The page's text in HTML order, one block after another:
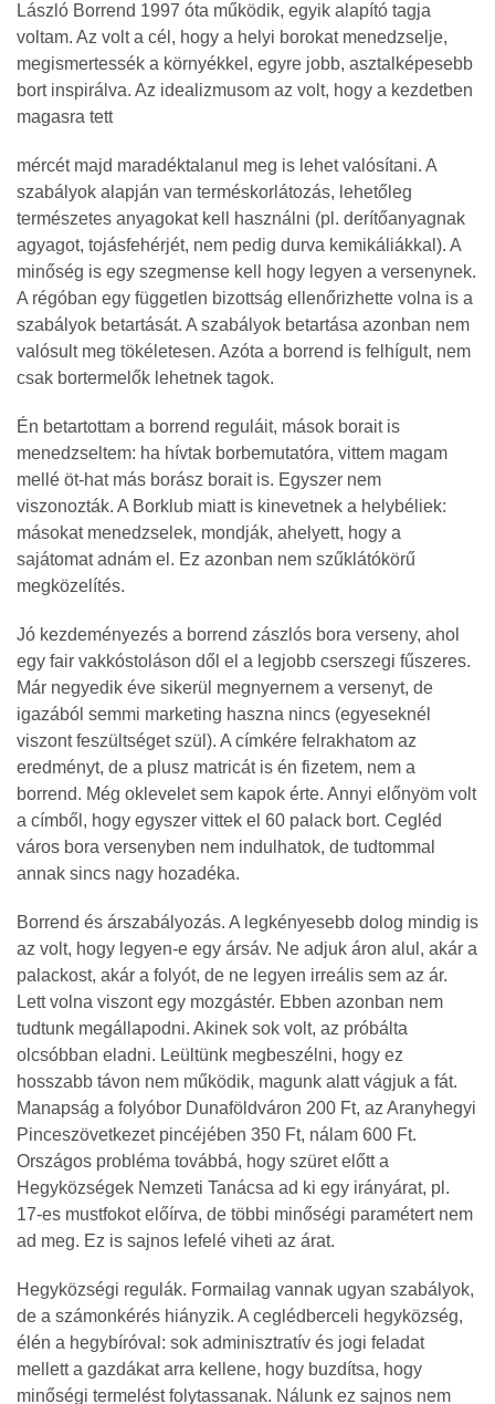
László Borrend 1997 óta működik, egyik alapító tagja
voltam. Az volt a cél, hogy a helyi borokat menedzselje,
megismertessék a környékkel, egyre jobb, asztalképesebb
bort inspirálva. Az idealizmusom az volt, hogy a kezdetben
magasra tett
mércét majd maradéktalanul meg is lehet valósítani. A
szabályok alapján van terméskorlátozás, lehetőleg
természetes anyagokat kell használni (pl. derítőanyagnak
agyagot, tojásfehérjét, nem pedig durva kemikáliákkal). A
minőség is egy szegmense kell hogy legyen a versenynek.
A régóban egy független bizottság ellenőrizhette volna is a
szabályok betartását. A szabályok betartása azonban nem
valósult meg tökéletesen. Azóta a borrend is felhígult, nem
csak bortermelők lehetnek tagok.
Én betartottam a borrend reguláit, mások borait is
menedzseltem: ha hívtak borbemutatóra, vittem magam
mellé öt-hat más borász borait is. Egyszer nem
viszonozták. A Borklub miatt is kinevetnek a helybéliek:
másokat menedzselek, mondják, ahelyett, hogy a
sajátomat adnám el. Ez azonban nem szűklátókörű
megközelítés.
Jó kezdeményezés a borrend zászlós bora verseny, ahol
egy fair vakkóstoláson dől el a legjobb cserszegi fűszeres.
Már negyedik éve sikerül megnyernem a versenyt, de
igazából semmi marketing haszna nincs (egyeseknél
viszont feszültséget szül). A címkére felrakhatom az
eredményt, de a plusz matricát is én fizetem, nem a
borrend. Még oklevelet sem kapok érte. Annyi előnyöm volt
a címből, hogy egyszer vittek el 60 palack bort. Cegléd
város bora versenyben nem indulhatok, de tudtommal
annak sincs nagy hozadéka.
Borrend és árszabályozás. A legkényesebb dolog mindig is
az volt, hogy legyen-e egy ársáv. Ne adjuk áron alul, akár a
palackost, akár a folyót, de ne legyen irreális sem az ár.
Lett volna viszont egy mozgástér. Ebben azonban nem
tudtunk megállapodni. Akinek sok volt, az próbálta
olcsóbban eladni. Leültünk megbeszélni, hogy ez
hosszabb távon nem működik, magunk alatt vágjuk a fát.
Manapság a folyóbor Dunaföldváron 200 Ft, az Aranyhegyi
Pinceszövetkezet pincéjében 350 Ft, nálam 600 Ft.
Országos probléma továbbá, hogy szüret előtt a
Hegyközségek Nemzeti Tanácsa ad ki egy irányárat, pl.
17-es mustfokot előírva, de többi minőségi paramétert nem
ad meg. Ez is sajnos lefelé viheti az árat.
Hegyközségi regulák. Formailag vannak ugyan szabályok,
de a számonkérés hiányzik. A ceglédberceli hegyközség,
élén a hegybíróval: sok adminisztratív és jogi feladat
mellett a gazdákat arra kellene, hogy buzdítsa, hogy
minőségi termelést folytassanak. Nálunk ez sajnos nem